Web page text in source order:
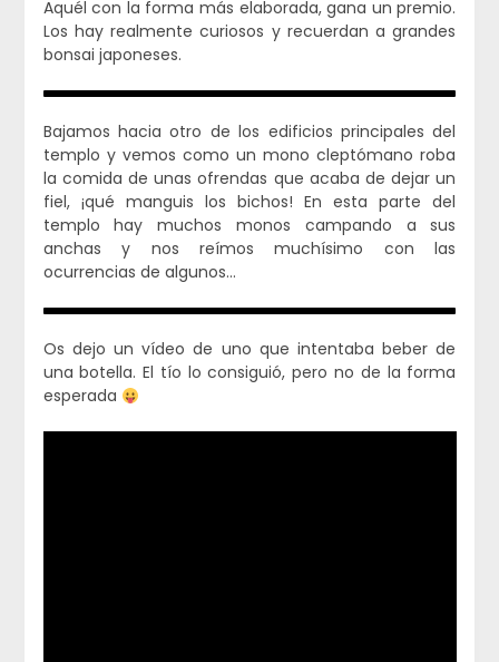
Aquél con la forma más elaborada, gana un premio.
Los hay realmente curiosos y recuerdan a grandes
bonsai japoneses.
Bajamos hacia otro de los edificios principales del
templo y vemos como un mono cleptómano roba
la comida de unas ofrendas que acaba de dejar un
fiel, ¡qué manguis los bichos! En esta parte del
templo hay muchos monos campando a sus
anchas y nos reímos muchísimo con las
ocurrencias de algunos…
Os dejo un vídeo de uno que intentaba beber de
una botella. El tío lo consiguió, pero no de la forma
esperada